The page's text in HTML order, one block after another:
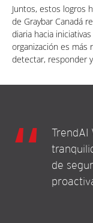
Juntos, estos logros
de Graybar Canadá
diaria hacia
organización es más
detectar, responder
TrendAI
de